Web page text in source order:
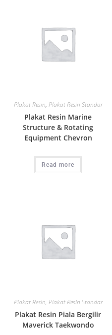
Plakat Resin, Plakat Resin Standar
Plakat Resin Marine
Structure & Rotating
Equipment Chevron
Read more
Plakat Resin, Plakat Resin Standar
Plakat Resin Piala Bergilir
Maverick Taekwondo